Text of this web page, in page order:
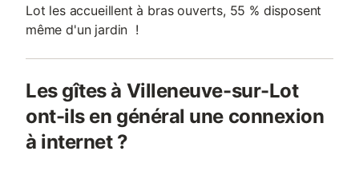
Lot les accueillent à bras ouverts, 55 % disposent
même d'un jardin !
Les gîtes à Villeneuve-sur-Lot
ont-ils en général une connexion
à internet ?